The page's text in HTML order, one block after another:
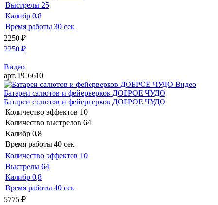
Выстрелы 25
Калибр 0,8
Время работы 30 сек
2250 ₽
2250 ₽
Видео
арт. РС6610
Видео
Батареи салютов и фейерверков ДОБРОЕ ЧУДО
Батареи салютов и фейерверков ДОБРОЕ ЧУДО
Количество эффектов 10
Количество выстрелов 64
Калибр 0,8
Время работы 40 сек
Количество эффектов 10
Выстрелы 64
Калибр 0,8
Время работы 40 сек
5775 ₽